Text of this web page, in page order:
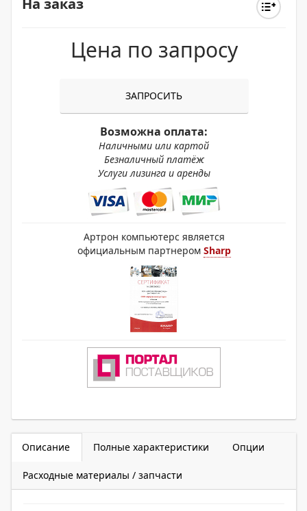
На заказ
Цена по запросу
ЗАПРОСИТЬ
Возможна оплата:
Наличными или картой
Безналичный платёж
Услуги лизинга и аренды
Артрон компьютерс является
официальным партнером Sharp
Описание Полные характеристики Опции
Расходные материалы / запчасти